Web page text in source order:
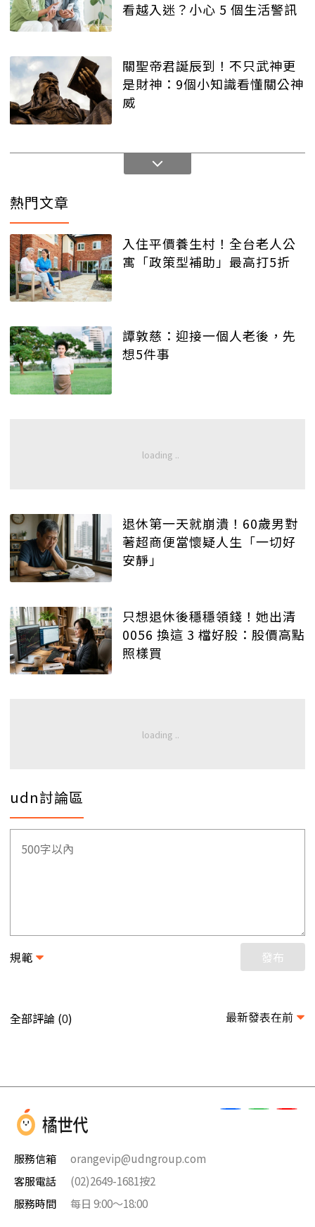
看越入迷？小心 5 個生活警訊
關聖帝君誕辰到！不只武神更
是財神：9個小知識看懂關公神
威
熱門文章
入住平價養生村！全台老人公
寓「政策型補助」最高打5折
譚敦慈：迎接一個人老後，先
想5件事
退休第一天就崩潰！60歲男對
著超商便當懷疑人生「一切好
安靜」
只想退休後穩穩領錢！她出清
0056 換這 3 檔好股：股價高點
照樣買
udn討論區
規範 發布
全部評論 (0) 最新發表在前
服務信箱
orangevip@udngroup.com
客服電話
(02)2649-1681按2
服務時間
每日 9:00～18:00